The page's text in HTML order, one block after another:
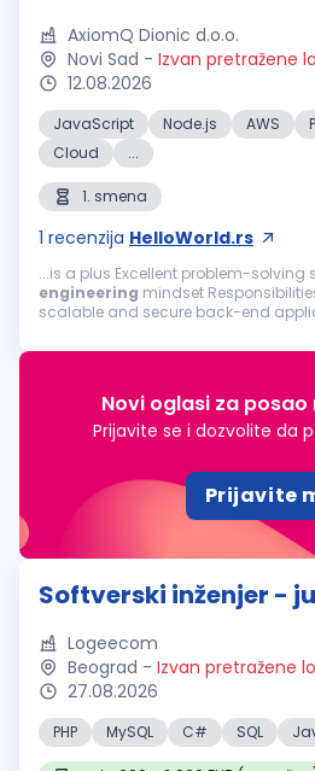
AxiomQ Dionic d.o.o.
Novi Sad - Izvan pretražene
12.08.2026
JavaScript Node.js AWS
Cloud
...
1. smena
1 recenzija HelloWorld.rs
...is a plus Excellent problem-solving
engineering
scalable and secure back-end
performant back-end systems and...
Novi oglasi za posao
Prijavite se i dozvolite da
Prijavite
Softverski inženjer -
Logeecom
Beograd - Izvan pretražene
27.08.2026
PHP MySQL C# SQL